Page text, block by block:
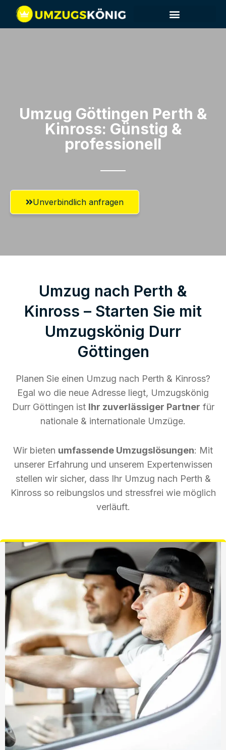
Umzug Göttingen​ Perth &
Kinross: Günstig &
professionell​
Unverbindlich anfragen
Umzug nach Perth &
Kinross – Starten Sie mit
Umzugskönig Durr
Göttingen
Planen Sie einen Umzug nach Perth & Kinross?
Egal wo die neue Adresse liegt, Umzugskönig
Durr Göttingen ist Ihr zuverlässiger Partner für
nationale & internationale Umzüge.
Wir bieten umfassende Umzugslösungen: Mit
unserer Erfahrung und unserem Expertenwissen
stellen wir sicher, dass Ihr Umzug nach Perth &
Kinross so reibungslos und stressfrei wie möglich
verläuft.